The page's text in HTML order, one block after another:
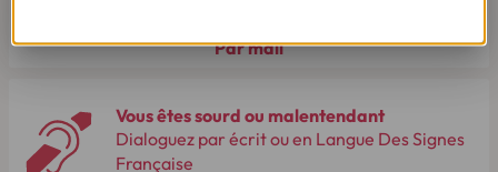
Par mail
Vous êtes sourd ou malentendant
Dialoguez par écrit ou en Langue Des Signes
Française